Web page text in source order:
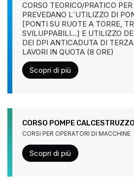
CORSO TEORICO/PRATICO
PREVEDANO L`UTILIZZO DI
[PONTI SU RUOTE A TORRE,
SVILUPPABILI…] E UTILIZZO
DEI DPI ANTICADUTA DI
LAVORI IN QUOTA (8 ORE)
Scopri di più
CORSO POMPE CALCESTRUZZO
CORSI PER OPERATORI DI MACCHINE
Scopri di più